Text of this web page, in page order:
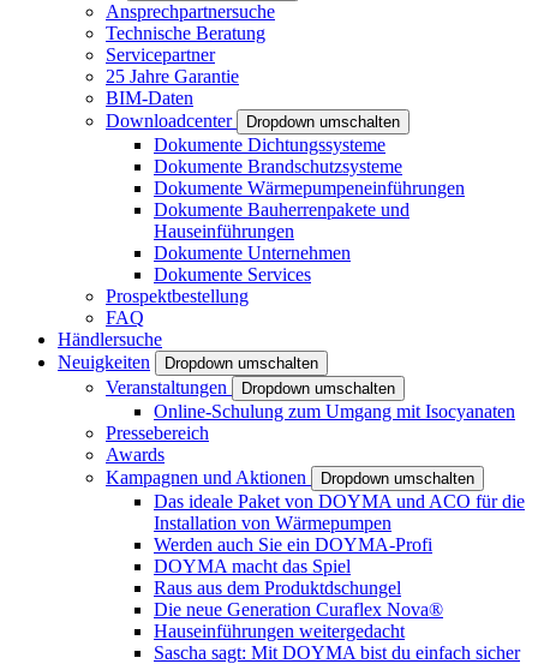
Ansprechpartnersuche
Technische Beratung
Servicepartner
25 Jahre Garantie
BIM-Daten
Downloadcenter
Dropdown umschalten
Dokumente Dichtungssysteme
Dokumente Brandschutzsysteme
Dokumente Wärmepumpeneinführungen
Dokumente Bauherrenpakete und
Hauseinführungen
Dokumente Unternehmen
Dokumente Services
Prospektbestellung
FAQ
Händlersuche
Neuigkeiten
Dropdown umschalten
Veranstaltungen Dropdown umschalten
Online-Schulung zum Umgang mit Isocyanaten
Pressebereich
Awards
Kampagnen und Aktionen
Dropdown umschalten
Das ideale Paket von DOYMA und ACO für die
Installation von Wärmepumpen
Werden auch Sie ein DOYMA-Profi
DOYMA macht das Spiel
Raus aus dem Produktdschungel
Die neue Generation Curaflex Nova®
Hauseinführungen weitergedacht
Sascha sagt: Mit DOYMA bist du einfach sicher